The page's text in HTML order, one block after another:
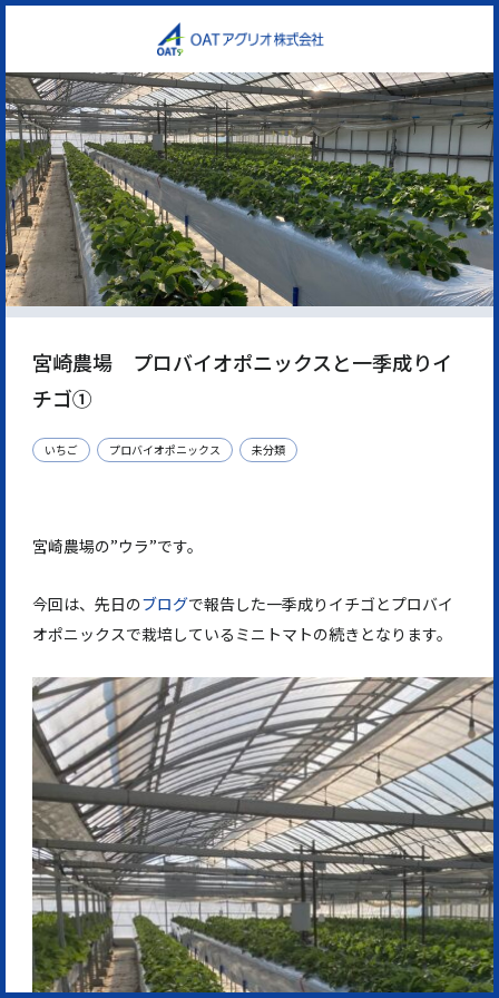
宮崎農場 プロバイオポニックスと一季成りイ
チゴ①
いちご プロバイオポニックス 未分類
宮崎農場の”ウラ”です。
今回は、先日のブログで報告した一季成りイチゴとプロバイ
オポニックスで栽培しているミニトマトの続きとなります。